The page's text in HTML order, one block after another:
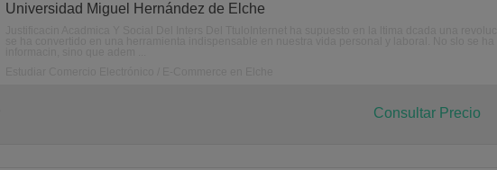
Universidad Miguel Hernández de Elche
Consultar Precio